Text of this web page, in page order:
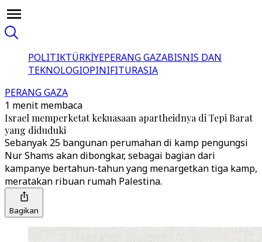
POLITIKTÜRKİYEPERANG GAZABISNIS DAN
TEKNOLOGIOPINIFITURASIA
PERANG GAZA
1 menit membaca
Israel memperketat kekuasaan apartheidnya di Tepi Barat
yang diduduki
Sebanyak 25 bangunan perumahan di kamp pengungsi
Nur Shams akan dibongkar, sebagai bagian dari
kampanye bertahun-tahun yang menargetkan tiga kamp,
meratakan ribuan rumah Palestina.
Bagikan